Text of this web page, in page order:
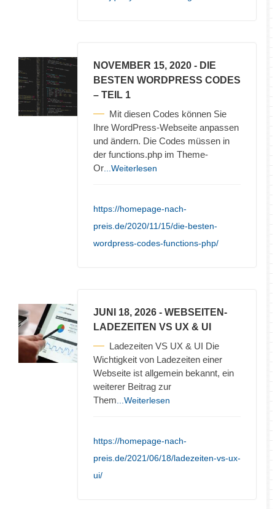
NOVEMBER 15, 2020 - DIE
BESTEN WORDPRESS CODES
– TEIL 1
Mit diesen Codes können Sie
Ihre WordPress-Webseite anpassen
und ändern. Die Codes müssen in
der functions.php im Theme-
Or ...Weiterlesen
https://homepage-nach-
preis.de/2020/11/15/die-besten-
wordpress-codes-functions-php/
JUNI 18, 2026 - WEBSEITEN-
LADEZEITEN VS UX & UI
Ladezeiten VS UX & UI Die
Wichtigkeit von Ladezeiten einer
Webseite ist allgemein bekannt, ein
weiterer Beitrag zur
Them ...Weiterlesen
https://homepage-nach-
preis.de/2021/06/18/ladezeiten-vs-ux-
ui/